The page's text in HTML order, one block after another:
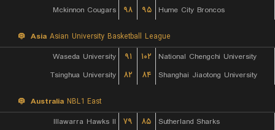
Mckinnon Cougars
۹۸ ۹۵ Hume City Broncos
Asia Asian University Basketball League
Waseda University
۹۱ ۱۰۲
National Chengchi University
Tsinghua University
۸۲ ۸۴ Shanghai Jiaotong University
Australia NBL1 East
Illawarra Hawks II
۷۹ ۸۵
Sutherland Sharks